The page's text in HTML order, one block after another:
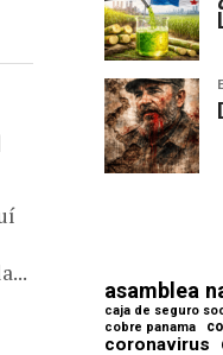
asamblea
caja de seguro
cobre panama
coronavirus